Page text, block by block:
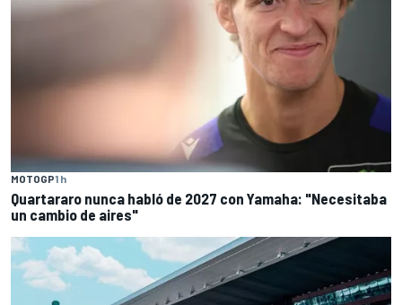
MOTOGP1 h
Quartararo nunca habló de 2027 con Yamaha: "Necesitaba
un cambio de aires"